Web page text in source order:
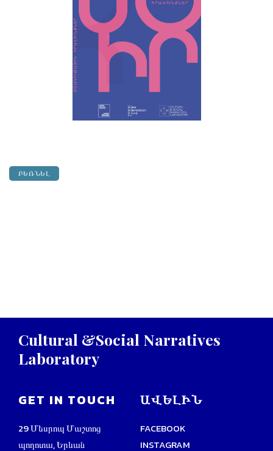
ԲԵՌՆԵԼ
Cultural &Social Narratives
Laboratory
GET IN TOUCH
29 Մեսրոպ Մաշտոց
պողոտա, Երևան
ԱՎԵԼԻՆ
FACEBOOK
INSTAGRAM